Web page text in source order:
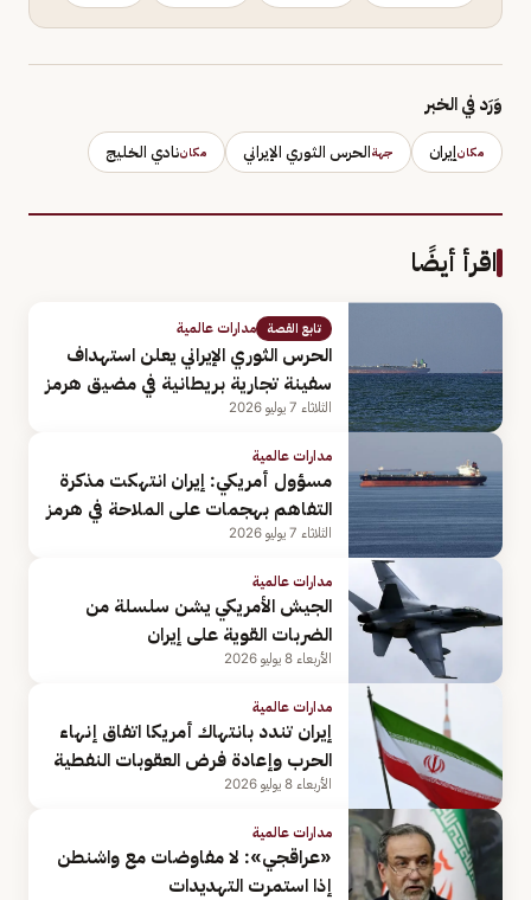
وَرَد في الخبر
مكانإيران جهةالحرس الثوري الإيراني مكاننادي الخليج
اقرأ أيضًا
تابع القصة مدارات عالمية
الحرس الثوري الإيراني يعلن استهداف
سفينة تجارية بريطانية في مضيق هرمز
الثلاثاء 7 يوليو 2026
مدارات عالمية
مسؤول أمريكي: إيران انتهكت مذكرة
التفاهم بهجمات على الملاحة في هرمز
الثلاثاء 7 يوليو 2026
مدارات عالمية
الجيش الأمريكي يشن سلسلة من
الضربات القوية على إيران
الأربعاء 8 يوليو 2026
مدارات عالمية
إيران تندد بانتهاك أمريكا اتفاق إنهاء
الحرب وإعادة فرض العقوبات النفطية
الأربعاء 8 يوليو 2026
مدارات عالمية
«عراقجي»: لا مفاوضات مع واشنطن
إذا استمرت التهديدات